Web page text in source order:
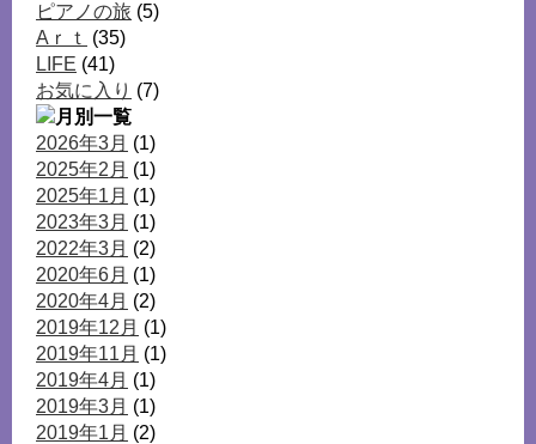
ピアノの旅 (5)
Aｒｔ
(35)
LIFE (41)
お気に入り (7)
2026年3月 (1)
2025年2月 (1)
2025年1月 (1)
2023年3月 (1)
2022年3月 (2)
2020年6月 (1)
2020年4月 (2)
2019年12月 (1)
2019年11月 (1)
2019年4月 (1)
2019年3月 (1)
2019年1月 (2)